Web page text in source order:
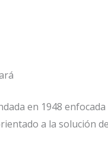
en 1948 enfocada
a la solución